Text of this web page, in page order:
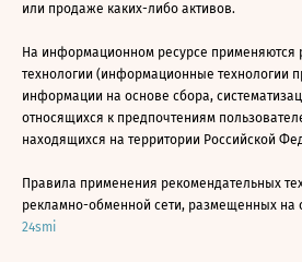
или продаже каких-либо активов.
На информационном ресурсе применяются
технологии (информационные технологии
информации на основе сбора,
относящихся к предпочтениям
находящихся на территории Российской
Правила применения рекомендательных
рекламно-обменной сети, размещенных на
24smi